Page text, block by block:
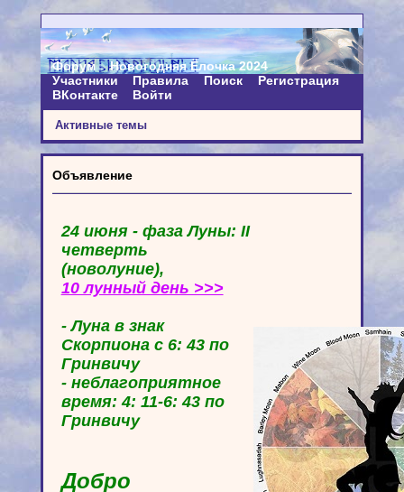
Форум
Новогодняя Ёлочка 2024
Участники
Правила Поиск
Регистрация
ВКонтакте
Войти
Активные темы
Объявление
24 июня - фаза Луны: II
четверть
(новолуние),
10 лунный день >>>
- Луна в знак
Скорпиона с 6: 43 по
Гринвичу
- неблагоприятное
время: 4: 11-6: 43 по
Гринвичу
Добро